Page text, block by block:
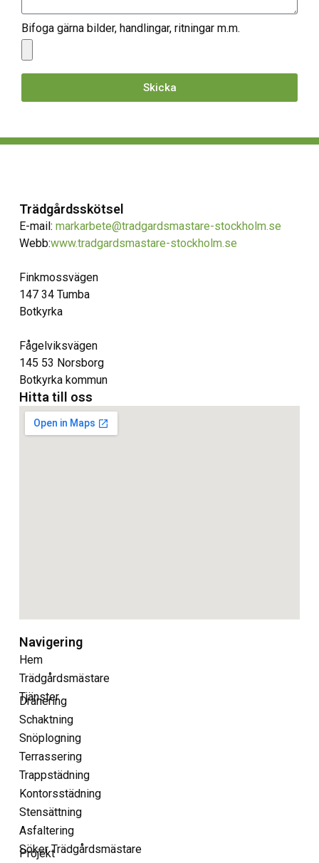
Bifoga gärna bilder, handlingar, ritningar m.m.
Skicka
Trädgårdsskötsel
E-mail: markarbete@tradgardsmastare-stockholm.se
Webb:www.tradgardsmastare-stockholm.se
Finkmossvägen
147 34 Tumba
Botkyrka
Fågelviksvägen
145 53 Norsborg
Botkyrka kommun
Hitta till oss
Navigering
Hem
Trädgårdsmästare
Tjänster
Dränering
Schaktning
Snöplogning
Terrassering
Trappstädning
Kontorsstädning
Stensättning
Asfaltering
Söker Trädgårdsmästare
Projekt